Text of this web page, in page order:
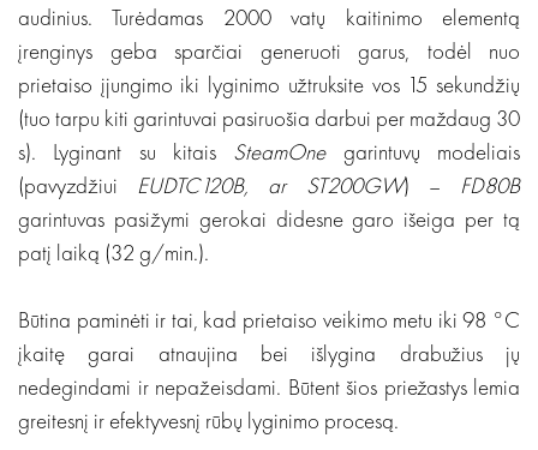
audinius. Turėdamas 2000 vatų kaitinimo elementą
įrenginys geba sparčiai generuoti garus, todėl nuo
prietaiso įjungimo iki lyginimo užtruksite vos 15 sekundžių
(tuo tarpu kiti garintuvai pasiruošia darbui per maždaug 30
s). Lyginant su kitais SteamOnegarintuvų modeliais
(pavyzdžiui EUDTC120B, ar ST200GW) – FD80B
garintuvas pasižymi gerokai didesne garo išeiga per tą
patį laiką (32 g/min.).
Būtina paminėti ir tai, kad prietaiso veikimo metu iki 98 °C
įkaitę garai atnaujina bei išlygina drabužius jų
nedegindami ir nepažeisdami. Būtent šios priežastys lemia
greitesnį ir efektyvesnį rūbų lyginimo procesą.